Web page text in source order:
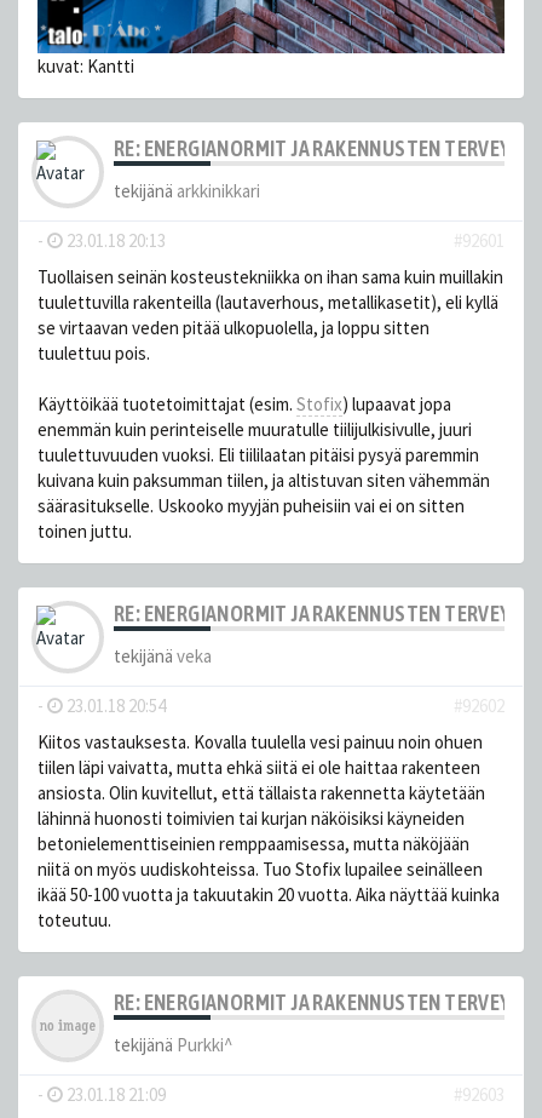
kuvat: Kantti
RE: ENERGIANORMIT JA RAKENNUSTEN TERVEYS
tekijänä arkkinikkari
- 23.01.18 20:13
#92601
Tuollaisen seinän kosteustekniikka on ihan sama kuin muillakin
tuulettuvilla rakenteilla (lautaverhous, metallikasetit), eli kyllä
se virtaavan veden pitää ulkopuolella, ja loppu sitten
tuulettuu pois.
Käyttöikää tuotetoimittajat (esim. Stofix) lupaavat jopa
enemmän kuin perinteiselle muuratulle tiilijulkisivulle, juuri
tuulettuvuuden vuoksi. Eli tiililaatan pitäisi pysyä paremmin
kuivana kuin paksumman tiilen, ja altistuvan siten vähemmän
säärasitukselle. Uskooko myyjän puheisiin vai ei on sitten
toinen juttu.
RE: ENERGIANORMIT JA RAKENNUSTEN TERVEYS
tekijänä veka
- 23.01.18 20:54
#92602
Kiitos vastauksesta. Kovalla tuulella vesi painuu noin ohuen
tiilen läpi vaivatta, mutta ehkä siitä ei ole haittaa rakenteen
ansiosta. Olin kuvitellut, että tällaista rakennetta käytetään
lähinnä huonosti toimivien tai kurjan näköisiksi käyneiden
betonielementtiseinien remppaamisessa, mutta näköjään
niitä on myös uudiskohteissa. Tuo Stofix lupailee seinälleen
ikää 50-100 vuotta ja takuutakin 20 vuotta. Aika näyttää kuinka
toteutuu.
RE: ENERGIANORMIT JA RAKENNUSTEN TERVEYS
tekijänä Purkki^
- 23.01.18 21:09
#92603